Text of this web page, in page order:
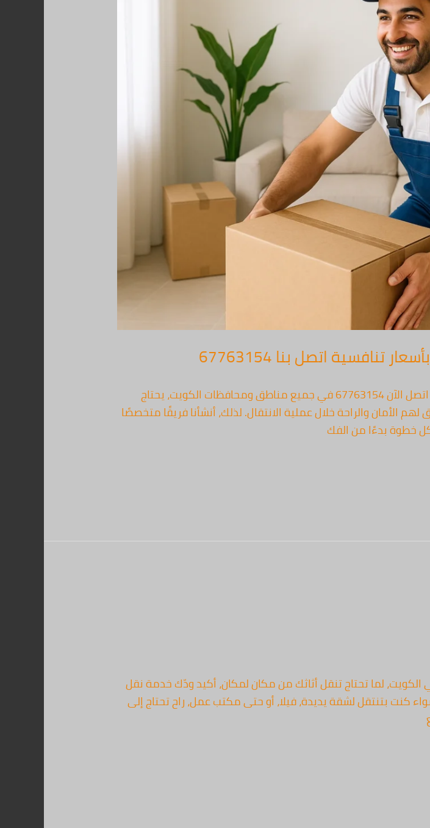
اتصل بنا 67763154
🚛 نقل عفش الكويت – شركة نقل عفش رخيص وبجودة عالية اتصل الآن 67763154 في جميع مناطق ومحافظات الكويت، يحتاج
والراحة خلال عملية الانتقال. لذلك، أنشأنا فريقًا متخصصًا
خطوة بدءًا من الفك
نقل عفش فورية في الكويت – اتصل بنا 67763154 في الكويت، لما تحتاج تنقل أثاثك من مكان لمكان، أكيد ودّك خدمة نقل
بتنتقل لشقة يديدة، فيلا، أو حتى مكتب عمل، راح تحتاج إلى